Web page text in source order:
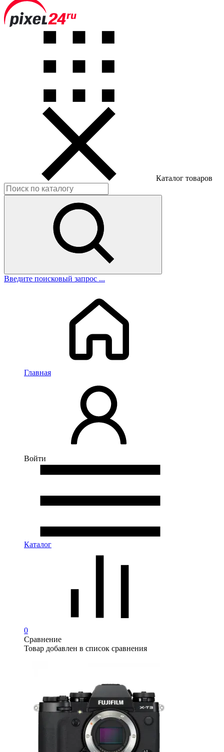
Каталог товаров
Введите поисковый запрос ...
Главная
Войти
Каталог
0
Сравнение
Товар добавлен в список сравнения